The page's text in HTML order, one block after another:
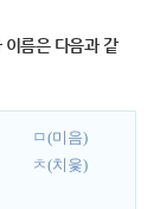
름은 다음과 같
ㅁ(미음)
ㅊ(치읓)